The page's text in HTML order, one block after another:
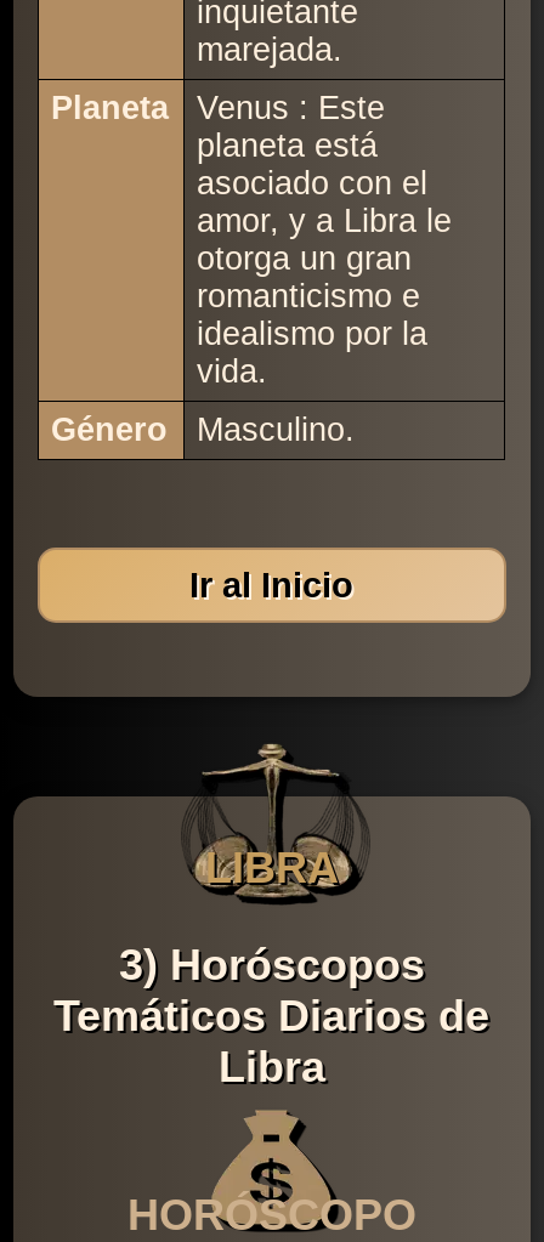
inquietante
marejada.
Planeta
Venus : Este
planeta está
asociado con el
amor, y a Libra le
otorga un gran
romanticismo e
idealismo por la
vida.
Género
Masculino.
Ir al Inicio
LIBRA
3) Horóscopos
Temáticos Diarios de
Libra
HORÓSCOPO